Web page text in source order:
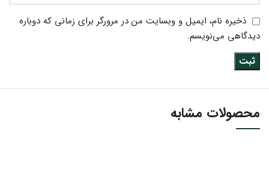
ذخیره نام، ایمیل و وبسایت من در مرورگر برای زمانی که دوباره
دیدگاهی می‌نویسم.
محصولات مشابه